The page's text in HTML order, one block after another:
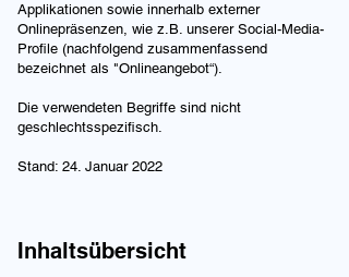
Applikationen sowie innerhalb externer
Onlinepräsenzen, wie z.B. unserer Social-Media-
Profile (nachfolgend zusammenfassend
bezeichnet als "Onlineangebot“).
Die verwendeten Begriffe sind nicht
geschlechtsspezifisch.
Stand: 24. Januar 2022
Inhaltsübersicht